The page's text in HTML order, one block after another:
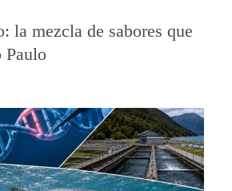
la mezcla de sabores que
Paulo